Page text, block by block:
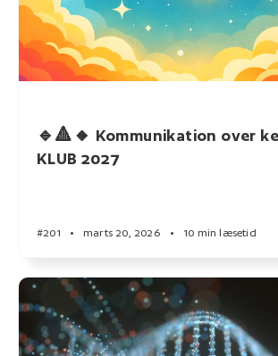
🔹🔺🔸 Kommunikation over
KLUB 2027
#201 • marts 20, 2026 • 10 min læsetid